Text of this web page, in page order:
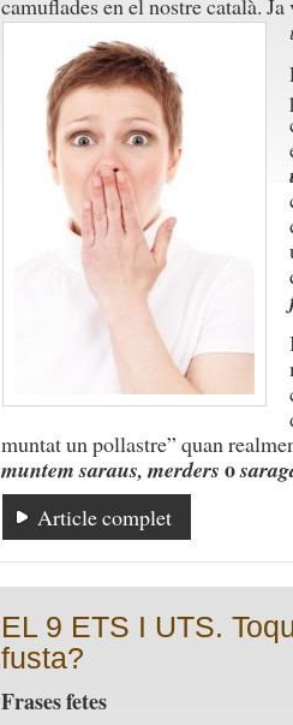
camuflades en el nostre català.
muntat un pollastre” quan
muntem saraus, merderso
Article complet
EL 9 ETS I UTS.
fusta?
Frases fetes